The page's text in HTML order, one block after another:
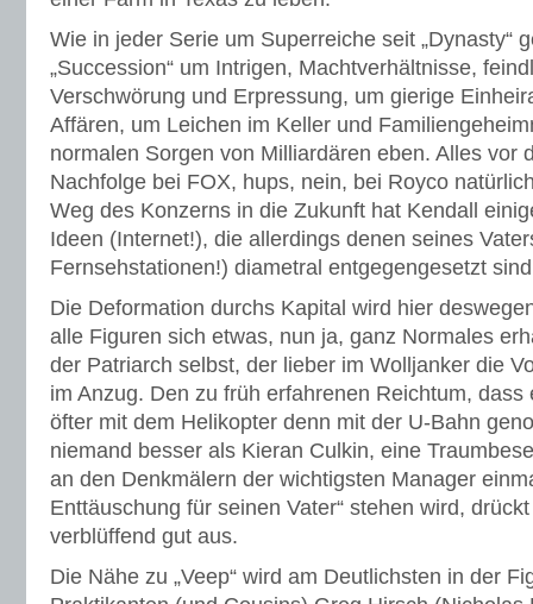
Wie in jeder Serie um Superreiche seit „Dynasty“
„Succession“ um Intrigen, Machtverhältnisse,
Verschwörung und Erpressung, um gierige
Affären, um Leichen im Keller und
normalen Sorgen von Milliardären eben. Alles vor
Nachfolge bei FOX, hups, nein, bei Royco
Weg des Konzerns in die Zukunft hat Kendall
Ideen (Internet!), die allerdings denen seines
Fernsehstationen!) diametral entgegengesetzt
Die Deformation durchs Kapital wird hier
alle Figuren sich etwas, nun ja, ganz Normales
der Patriarch selbst, der lieber im Wolljanker die
im Anzug. Den zu früh erfahrenen Reichtum, dass
öfter mit dem Helikopter denn mit der U-Bahn
niemand besser als Kieran Culkin, eine
an den Denkmälern der wichtigsten Manager
Enttäuschung für seinen Vater“ stehen wird,
verblüffend gut aus.
Die Nähe zu „Veep“ wird am Deutlichsten in der